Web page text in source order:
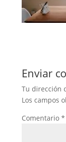
Enviar
Tu dirección
Los campos
Comentario *